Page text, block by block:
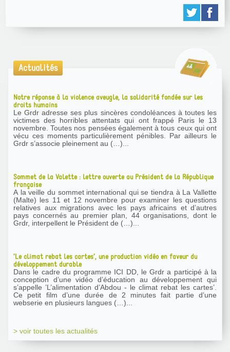
Actualités
Notre réponse à la violence aveugle, la solidarité fondée sur les
droits humains
Le Grdr adresse ses plus sincères condoléances à toutes les
victimes des horribles attentats qui ont frappé Paris le 13
novembre. Toutes nos pensées également à tous ceux qui ont
vécu ces moments particulièrement pénibles. Par ailleurs le
Grdr s’associe pleinement au (…)...
Sommet de la Valette : lettre ouverte au Président de la République
française
A la veille du sommet international qui se tiendra à La Vallette
(Malte) les 11 et 12 novembre pour examiner les questions
relatives aux migrations avec les pays africains et d’autres
pays concernés au premier plan, 44 organisations, dont le
Grdr, interpellent le Président de (…)...
’Le climat rebat les cartes’, une production vidéo en faveur du
développement durable
Dans le cadre du programme ICI DD, le Grdr a participé à la
conception d’une vidéo d’éducation au développement qui
s’appelle ’L’alimentation d’Abdou - le climat rebat les cartes’.
Ce petit film d’une durée de 2 minutes fait partie d’une
webserie en plusieurs langues (…)...
> voir toutes les actualités